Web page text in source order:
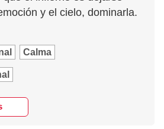
y el cielo, dominarla.
Calma